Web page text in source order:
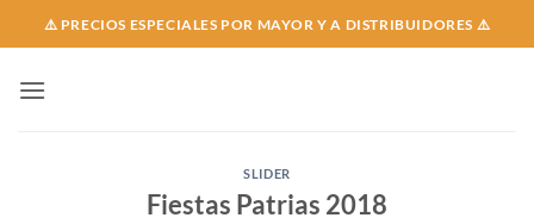
to
⚠️ PRECIOS ESPECIALES POR MAYOR Y A DISTRIBUIDORES ⚠️
SLIDER
Fiestas Patrias 2018